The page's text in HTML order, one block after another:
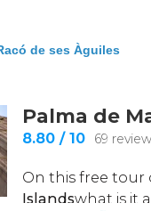
de ses Àguiles